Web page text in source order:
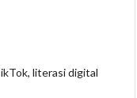
literasi digital